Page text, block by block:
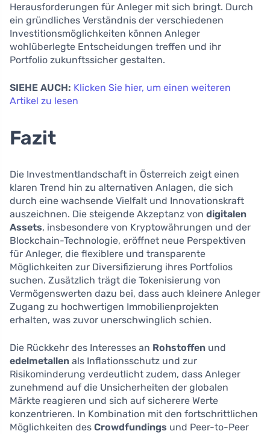
Herausforderungen für Anleger mit sich bringt. Durch
ein gründliches Verständnis der verschiedenen
Investitionsmöglichkeiten können Anleger
wohlüberlegte Entscheidungen treffen und ihr
Portfolio zukunftssicher gestalten.
SIEHE AUCH: Klicken Sie hier, um einen weiteren
Artikel zu lesen
Fazit
Die Investmentlandschaft in Österreich zeigt einen
klaren Trend hin zu alternativen Anlagen, die sich
durch eine wachsende Vielfalt und Innovationskraft
auszeichnen. Die steigende Akzeptanz von digitalen
Assets, insbesondere von Kryptowährungen und der
Blockchain-Technologie, eröffnet neue Perspektiven
für Anleger, die flexiblere und transparente
Möglichkeiten zur Diversifizierung ihres Portfolios
suchen. Zusätzlich trägt die Tokenisierung von
Vermögenswerten dazu bei, dass auch kleinere Anleger
Zugang zu hochwertigen Immobilienprojekten
erhalten, was zuvor unerschwinglich schien.
Die Rückkehr des Interesses an Rohstoffen und
edelmetallen als Inflationsschutz und zur
Risikominderung verdeutlicht zudem, dass Anleger
zunehmend auf die Unsicherheiten der globalen
Märkte reagieren und sich auf sicherere Werte
konzentrieren. In Kombination mit den fortschrittlichen
Möglichkeiten des Crowdfundings und Peer-to-Peer